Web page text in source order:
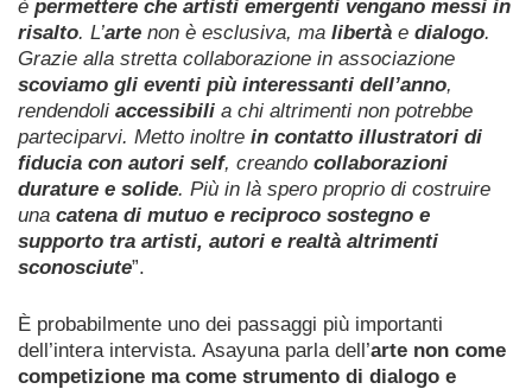
è permettere che artisti emergenti vengano messi in
risalto. L’arte non è esclusiva, ma libertà e dialogo.
Grazie alla stretta collaborazione in associazione
scoviamo gli eventi più interessanti dell’anno,
rendendoli accessibili a chi altrimenti non potrebbe
parteciparvi. Metto inoltre in contatto illustratori di
fiducia con autori self, creando collaborazioni
durature e solide. Più in là spero proprio di costruire
una catena di mutuo e reciproco sostegno e
supporto tra artisti, autori e realtà altrimenti
sconosciute”.
È probabilmente uno dei passaggi più importanti
dell’intera intervista. Asayuna parla dell’arte non come
competizione ma come strumento di dialogo e